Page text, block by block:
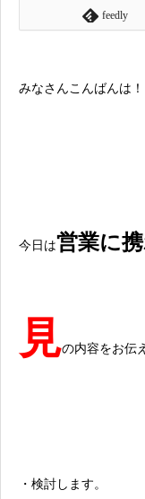
feedly
みなさんこんばんは！
今日は営業に
見の内容をお伝
・検討します。